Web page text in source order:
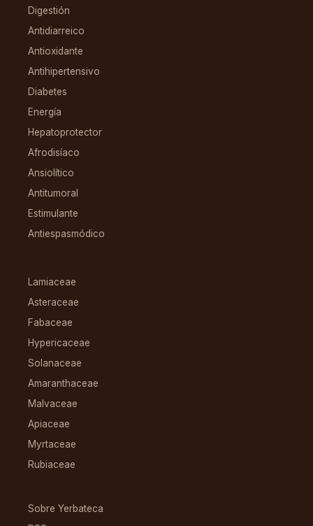
Digestión
Antidiarreico
Antioxidante
Antihipertensivo
Diabetes
Energía
Hepatoprotector
Afrodisíaco
Ansiolítico
Antitumoral
Estimulante
Antiespasmódico
Lamiaceae
Asteraceae
Fabaceae
Hypericaceae
Solanaceae
Amaranthaceae
Malvaceae
Apiaceae
Myrtaceae
Rubiaceae
Sobre Yerbateca